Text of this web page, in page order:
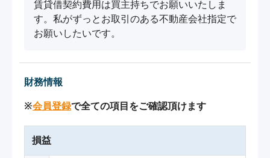
賃貸借契約費用は買主持ちでお願いいたしま
す。私がずっとお取引のある不動産会社指定で
お願いしたいです。
財務情報
※会員登録で全ての項目をご確認頂けます
損益